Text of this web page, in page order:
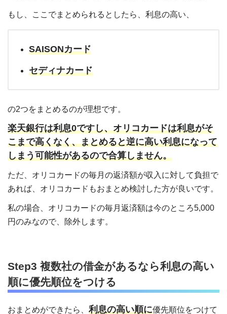
もし、ここでまとめられるとしたら、利息の高い、
SAISONカード
セディナカード
の2つをまとめるのが理想です。
楽天銀行は利息0ですし、オリコカードは利息がそ
こまで高くなく、まとめると逆に高い利息になって
しまう可能性があるので合算しません。
ただ、オリコカードの毎月の返済額が収入に対して負担で
あれば、オリコカードもおまとめ検討した方が良いです。
私の場合、オリコカードの毎月返済額は今のところ5,000
円のみなので、除外します。
Step3 複数社の借金があるなら利息の高い
順に優先順位をつける
おまとめができたら、 利息の高い順に優先順位をつけて